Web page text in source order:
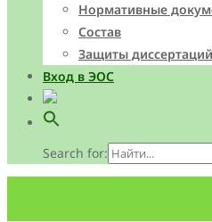
Нормативные
Состав
Защиты диссертаций
Вход в ЭОС
Search for: